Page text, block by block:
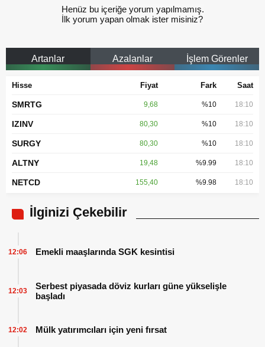
Henüz bu içeriğe yorum yapılmamış.
İlk yorum yapan olmak ister misiniz?
Artanlar Azalanlar İşlem Görenler
Hisse Fiyat Fark Saat
SMRTG 9,68 %10 18:10
IZINV 80,30 %10 18:10
SURGY 80,30 %10 18:10
ALTNY 19,48 %9.99 18:10
NETCD 155,40 %9.98 18:10
İlginizi Çekebilir
Emekli maaşlarında SGK kesintisi
12:06
Serbest piyasada döviz kurları güne yükselişle
başladı
12:03
Mülk yatırımcıları için yeni fırsat
12:02